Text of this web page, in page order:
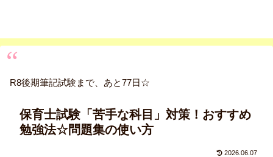
R8後期筆記試験まで、あと77日☆
保育士試験「苦手な科目」対策！おすすめ
勉強法☆問題集の使い方
2026.06.07